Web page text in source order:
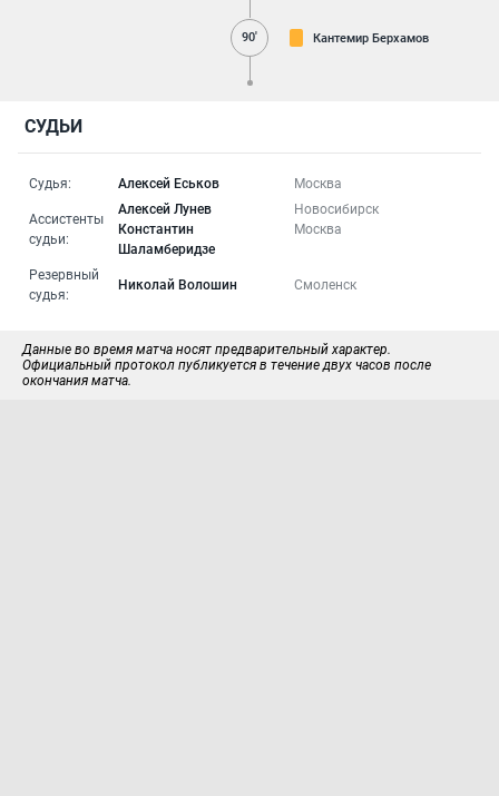
90' Кантемир Берхамов
СУДЬИ
Судья: Алексей Еськов Москва
Ассистенты
судьи:
Алексей Лунев
Новосибирск
Константин
Шаламберидзе
Москва
Резервный
судья:
Николай Волошин Смоленск
Данные во время матча носят предварительный характер.
Официальный протокол публикуется в течение двух часов после
окончания матча.